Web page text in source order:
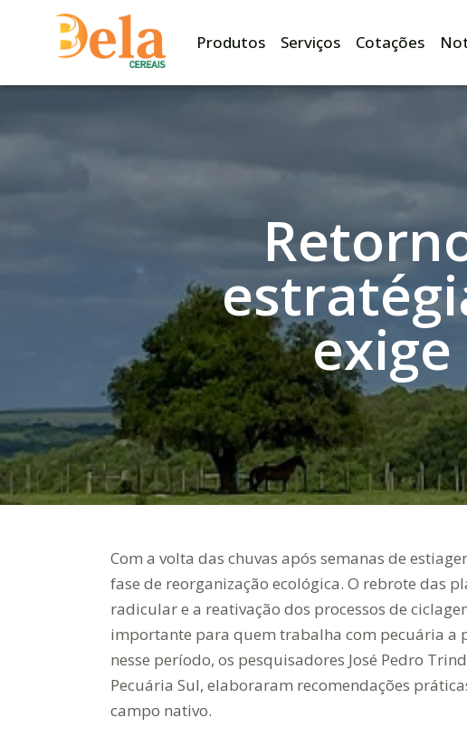
Produtos Serviços Cotações
Com a volta das chuvas após semanas de
fase de reorganização ecológica. O rebrote das
radicular e a reativação dos processos de
importante para quem trabalha com pecuária a
nesse período, os pesquisadores José Pedro
Pecuária Sul, elaboraram recomendações
campo nativo.